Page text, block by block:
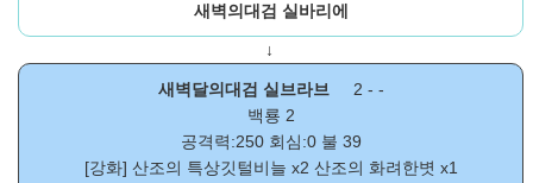
새벽의대검 실바리에
↓
새벽달의대검 실브라브
2 - -
백룡 2
공격력:250 회심:0 불 39
[강화] 산조의 특상깃털비늘 x2 산조의 화려한볏 x1